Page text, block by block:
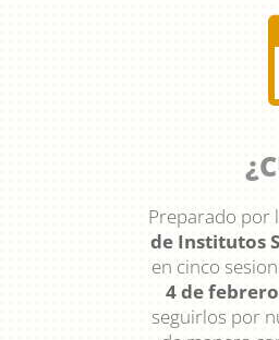
Preparado por
de Institutos
en cinco
4 de
seguirlos por